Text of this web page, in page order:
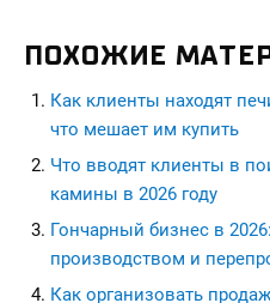
ПОХОЖИЕ
Как клиенты находят
что мешает им купить
Что вводят клиенты в
камины в 2026 году
Гончарный бизнес в
производством и
Как организовать